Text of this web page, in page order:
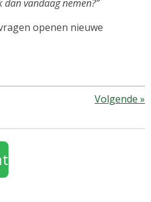
dan vandaag nemen?”
openen nieuwe
Volgende »